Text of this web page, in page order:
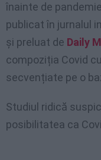
înainte de
publicat în jurnalul
și preluat de Daily
compoziția Covid
secvențiate pe o
Studiul ridică
posibilitatea ca